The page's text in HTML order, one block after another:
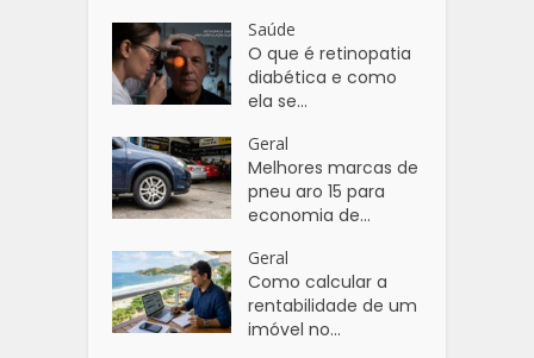
Saúde
O que é retinopatia
diabética e como
ela se...
Geral
Melhores marcas de
pneu aro 15 para
economia de...
Geral
Como calcular a
rentabilidade de um
imóvel no...